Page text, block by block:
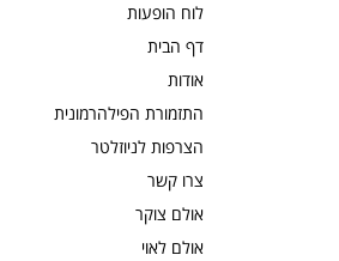
לוח הופעות
דף הבית
אודות
התזמורת הפילהרמונית
הצרפות לניוזלטר
צרו קשר
אולם צוקר
אולם לאוי